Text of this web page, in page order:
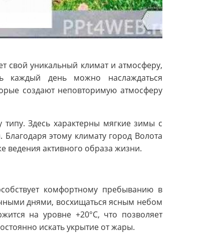
свой уникальный климат и атмосферу,
каждый день можно наслаждаться
создают неповторимую атмосферу
Здесь характерны мягкие зимы с
этому климату город Волота
ведения активного образа жизни.
комфортному пребыванию в
днями, восхищаться ясным небом
на уровне +20°C, что позволяет
искать укрытие от жары.